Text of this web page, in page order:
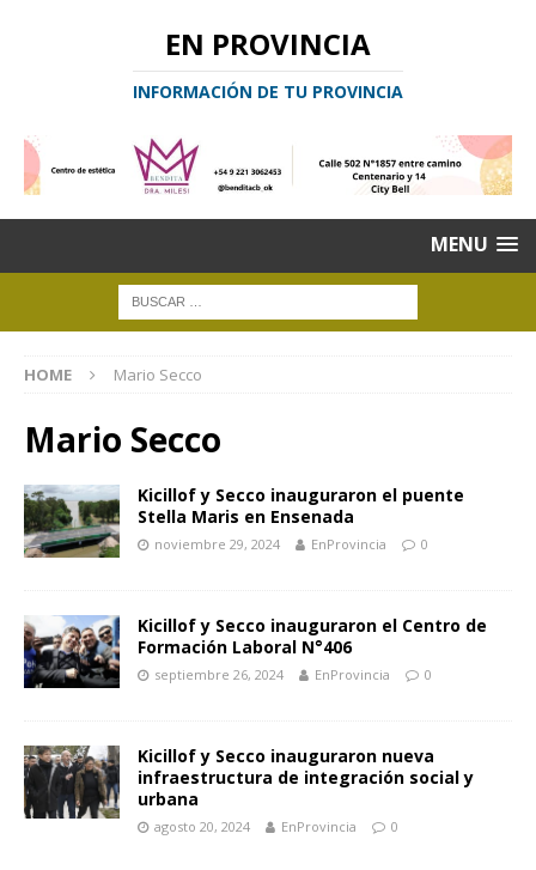
EN PROVINCIA
INFORMACIÓN DE TU PROVINCIA
MENU
HOME Mario Secco
Mario Secco
Kicillof y Secco inauguraron el puente
Stella Maris en Ensenada
noviembre 29, 2024 EnProvincia 0
Kicillof y Secco inauguraron el Centro de
Formación Laboral N°406
septiembre 26, 2024 EnProvincia 0
Kicillof y Secco inauguraron nueva
infraestructura de integración social y
urbana
agosto 20, 2024 EnProvincia 0